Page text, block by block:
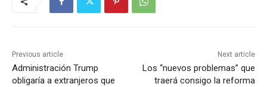
Previous article
Administración Trump
obligaría a extranjeros que
Next article
Los “nuevos problemas” que
traerá consigo la reforma